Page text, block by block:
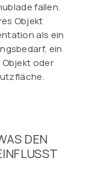
fallen.
Objekt
als ein
ein
oder
DEN